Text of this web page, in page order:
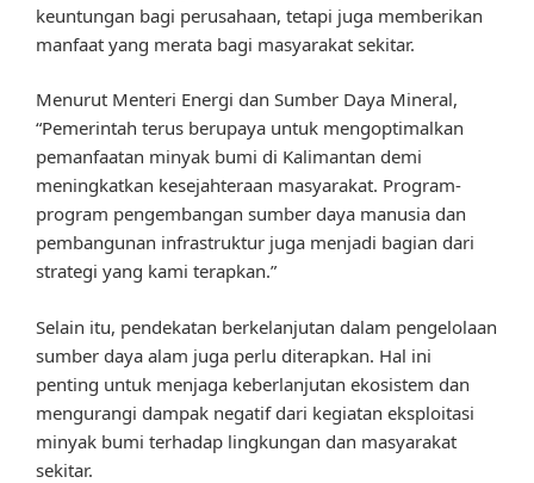
keuntungan bagi perusahaan, tetapi juga memberikan
manfaat yang merata bagi masyarakat sekitar.
Menurut Menteri Energi dan Sumber Daya Mineral,
“Pemerintah terus berupaya untuk mengoptimalkan
pemanfaatan minyak bumi di Kalimantan demi
meningkatkan kesejahteraan masyarakat. Program-
program pengembangan sumber daya manusia dan
pembangunan infrastruktur juga menjadi bagian dari
strategi yang kami terapkan.”
Selain itu, pendekatan berkelanjutan dalam pengelolaan
sumber daya alam juga perlu diterapkan. Hal ini
penting untuk menjaga keberlanjutan ekosistem dan
mengurangi dampak negatif dari kegiatan eksploitasi
minyak bumi terhadap lingkungan dan masyarakat
sekitar.